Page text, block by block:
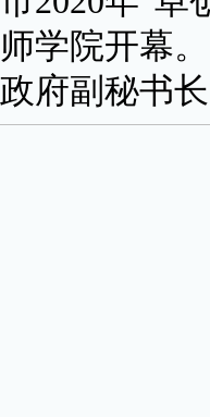
学院开幕
府副秘书